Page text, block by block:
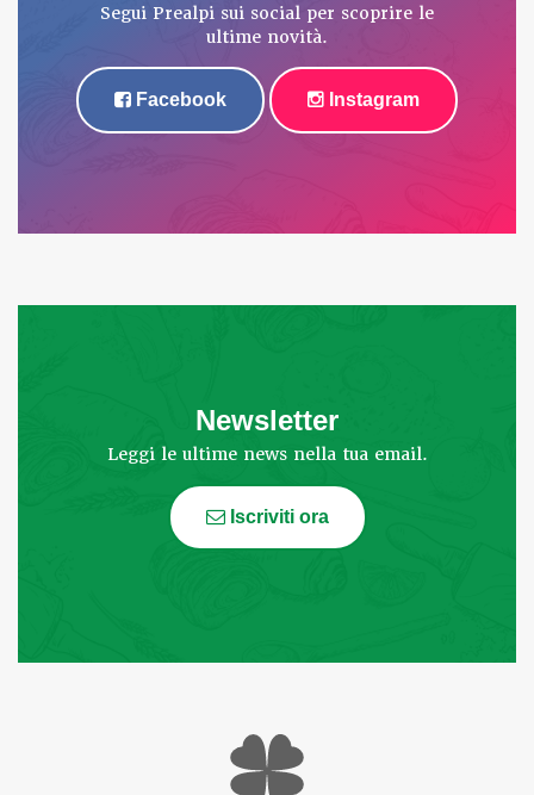
Segui Prealpi sui social per scoprire le
ultime novità.
Facebook Instagram
Newsletter
Leggi le ultime news nella tua email.
Iscriviti ora